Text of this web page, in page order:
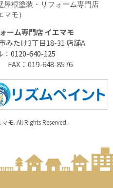
屋根塗装・リフォーム専門店
マモ）
ーム専門店 イエマモ
みたけ3丁目18-31 店舗A
0120-640-125
FAX：019-648-8576
モ. All Rights Reserved.